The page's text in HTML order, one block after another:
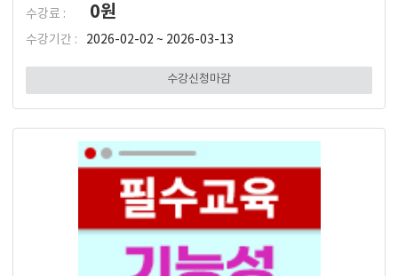
수강료 : 0원
수강기간 : 2026-02-02 ~ 2026-03-13
수강신청마감